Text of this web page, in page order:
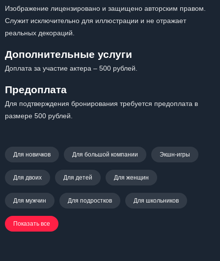
Изображение лицензировано и защищено авторским правом.
Служит исключительно для иллюстрации и не отражает
реальных декораций.
Дополнительные услуги
Доплата за участие актера – 500 рублей.
Предоплата
Для подтверждения бронирования требуется предоплата в
размере 500 рублей.
Для новичков Для большой компании Экшн-игры
Для двоих Для детей Для женщин
Для мужчин Для подростков Для школьников
Показать все